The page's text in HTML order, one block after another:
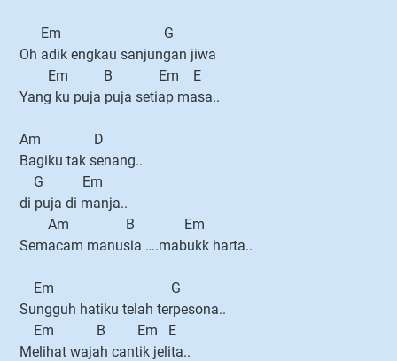
Em G
Oh adik engkau sanjungan jiwa
Em B Em E
Yang ku puja puja setiap masa..
Am D
Bagiku tak senang..
G Em
di puja di manja..
Am B Em
Semacam manusia ….mabukk harta..
Em G
Sungguh hatiku telah terpesona..
Em B Em E
Melihat wajah cantik jelita..